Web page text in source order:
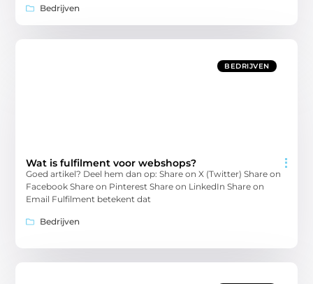
Bedrijven
BEDRIJVEN
Wat is fulfilment voor webshops?
Goed artikel? Deel hem dan op: Share on X (Twitter) Share on
Facebook Share on Pinterest Share on LinkedIn Share on
Email Fulfilment betekent dat
Bedrijven